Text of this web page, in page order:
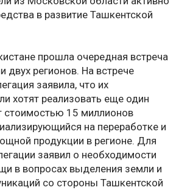
в развитие Ташкентской
прошла очередная встреча
двух регионов. На встрече
заявила, что их
хотят реализовать еще один
стоимостью 15 миллионов
на переработке и
продукции в регионе. Для
заявил о необходимости
в вопросах выделения земли и
со стороны Ташкентской